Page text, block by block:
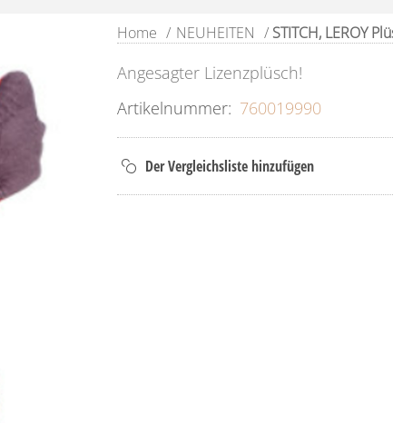
Home / NEUHEITEN / STITCH, LEROY
Angesagter Lizenzplüsch!
Artikelnummer: 760019990